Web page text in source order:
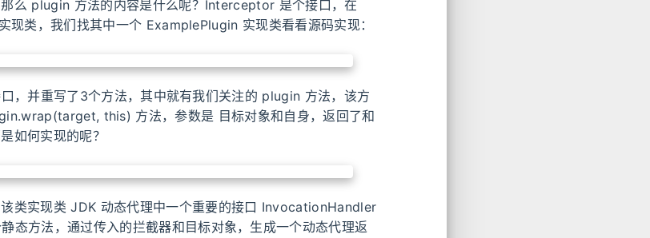
么 plugin 方法的内容是什么呢？Interceptor 是个接口，在
现类，我们找其中一个 ExamplePlugin 实现类看看源码实现：
，并重写了3个方法，其中就有我们关注的 plugin 方法，该方
this) 方法，参数是 目标对象和自身，返回了和
如何实现的呢？
类实现类 JDK 动态代理中一个重要的接口 InvocationHandler
态方法，通过传入的拦截器和目标对象，生成一个动态代理返